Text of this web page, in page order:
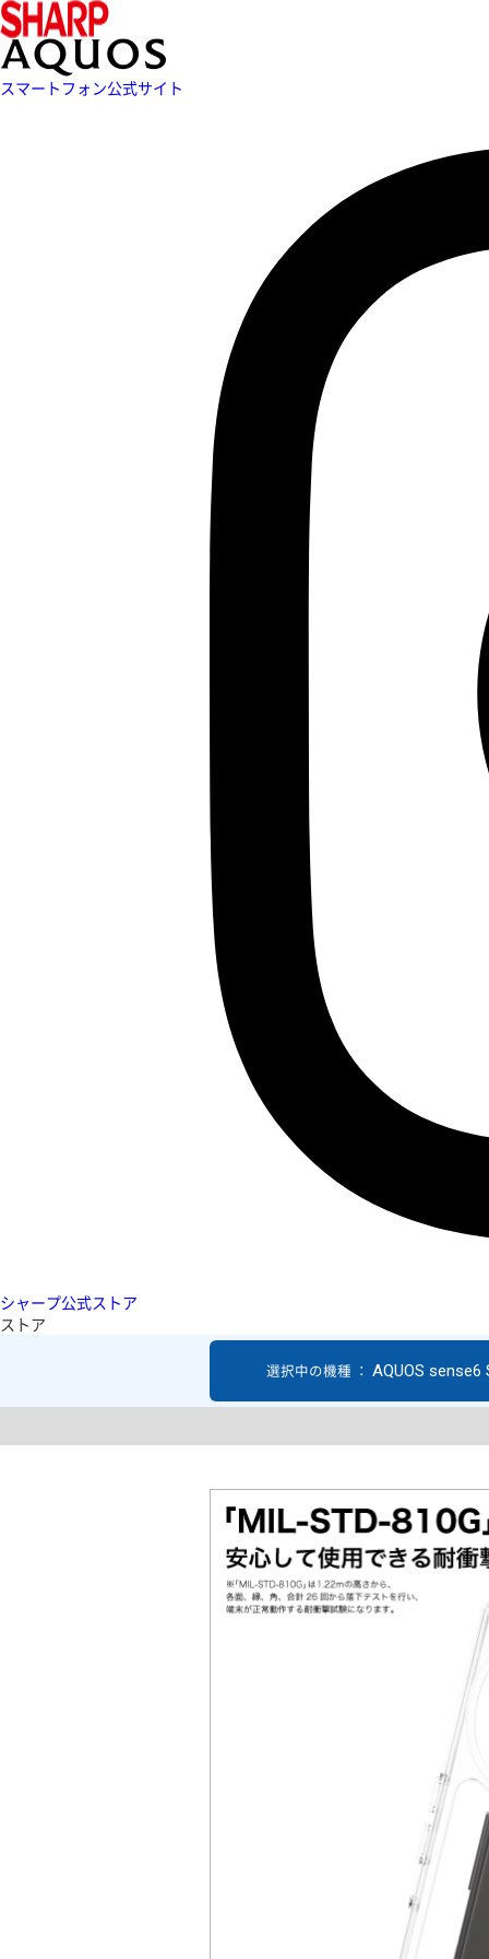
スマートフォン公式サイト
シャープ公式ストア
ストア
選択中の機種 ： AQUOS sense6